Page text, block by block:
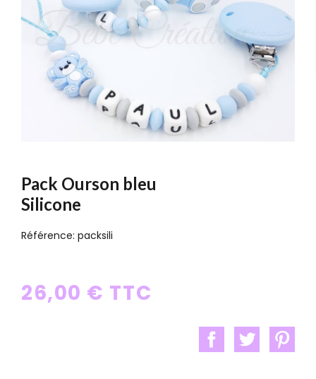
Pack Ourson bleu
Silicone
Référence: packsili
26,00 € TTC